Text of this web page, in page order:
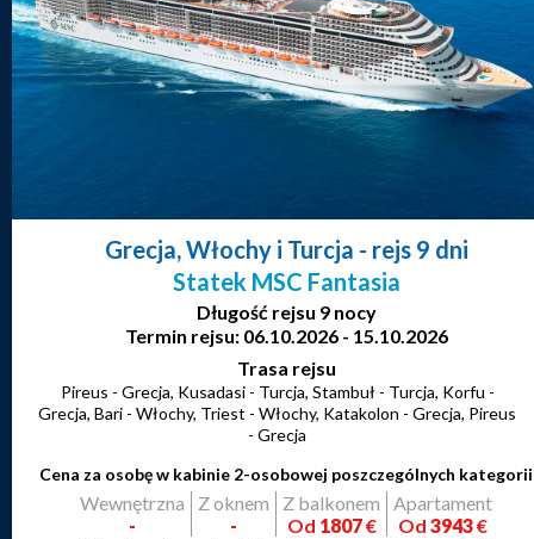
Grecja, Włochy i Turcja - rejs 9 dni
Statek MSC Fantasia
Długość rejsu 9 nocy
Termin rejsu: 06.10.2026 - 15.10.2026
Trasa rejsu
Pireus - Grecja, Kusadasi - Turcja, Stambuł - Turcja, Korfu -
Grecja, Bari - Włochy, Triest - Włochy, Katakolon - Grecja, Pireus
- Grecja
Cena za osobę w kabinie 2-osobowej poszczególnych kategorii
Wewnętrzna
-
Z oknem
-
Z balkonem
Od 1807€
Apartament
Od 3943€